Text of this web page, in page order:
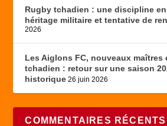
Rugby tchadien : une discipline
héritage militaire et tentative de
2026
Les Aiglons FC, nouveaux maîtres
tchadien : retour sur une saison
historique 26 juin 2026
COMMENTAIRES RÉCENTS